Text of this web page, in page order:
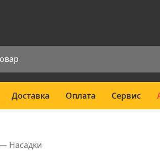
Доставка Оплата Сервис
Насадки